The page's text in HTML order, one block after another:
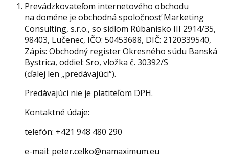
Prevádzkovateľom internetového obchodu
na doméne je obchodná spoločnosť Marketing
Consulting, s.r.o., so sídlom Rúbanisko III 2914/35,
98403, Lučenec, IČO: 50453688, DIČ: 2120339540,
Zápis: Obchodný register Okresného súdu Banská
Bystrica, oddiel: Sro, vložka č. 30392/S
(ďalej len „predávajúci“).
Predávajúci nie je platiteľom DPH.
Kontaktné údaje:
telefón: +421 948 480 290
e-mail: peter.celko@namaximum.eu